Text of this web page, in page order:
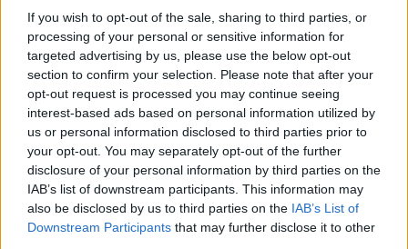
If you wish to opt-out of the sale, sharing to third parties, or
processing of your personal or sensitive information for
targeted advertising by us, please use the below opt-out
section to confirm your selection. Please note that after your
opt-out request is processed you may continue seeing
interest-based ads based on personal information utilized by
us or personal information disclosed to third parties prior to
your opt-out. You may separately opt-out of the further
disclosure of your personal information by third parties on the
IAB’s list of downstream participants. This information may
also be disclosed by us to third parties on the IAB’s List of
Downstream Participants that may further disclose it to other
te dy opsione të tjera